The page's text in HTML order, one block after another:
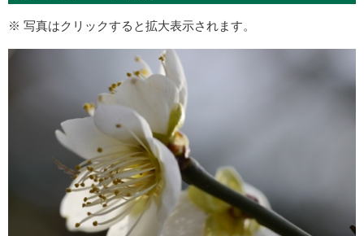
※ 写真はクリックすると拡大表示されます。